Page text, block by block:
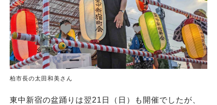
柏市長の太田和美さん
東中新宿の盆踊りは翌21日（日）も開催でしたが、